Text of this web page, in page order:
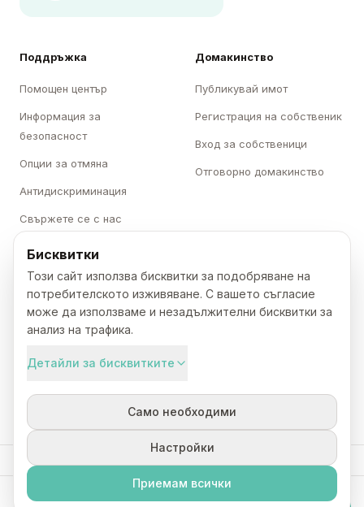
110на нощ
Поддръжка
Помощен център
Информация за
безопасност
Опции за отмяна
Антидискриминация
Свържете се с нас
Домакинство
Публикувай имот
Регистрация на собственик
Вход за собственици
Отговорно домакинство
Категории
Къмпинги
Каравани
Палатки
За нас
Кариери
© 2026 Karavani, Inc.ПоверителностУсловияКарта на сайта
Бисквитки
Този сайт използва бисквитки за подобряване на
потребителското изживяване. С вашето съгласие
може да използваме и незадължителни бисквитки за
анализ на трафика.
Детайли за бисквитките
Само необходими
Настройки
Приемам всички